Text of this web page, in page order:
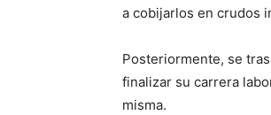
a cobijarlos en crudos
Posteriormente, se
finalizar su carrera
misma.